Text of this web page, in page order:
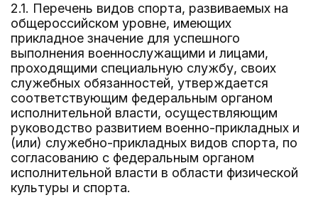
2.1. Перечень видов спорта, развиваемых на
общероссийском уровне, имеющих
прикладное значение для успешного
выполнения военнослужащими и лицами,
проходящими специальную службу, своих
служебных обязанностей, утверждается
соответствующим федеральным органом
исполнительной власти, осуществляющим
руководство развитием военно-прикладных и
(или) служебно-прикладных видов спорта, по
согласованию с федеральным органом
исполнительной власти в области физической
культуры и спорта.